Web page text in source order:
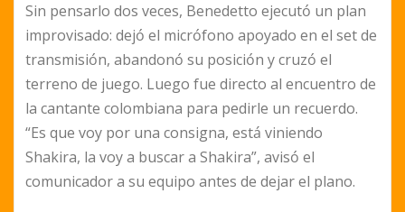
Sin pensarlo dos veces, Benedetto ejecutó un plan
improvisado: dejó el micrófono apoyado en el set de
transmisión, abandonó su posición y cruzó el
terreno de juego. Luego fue directo al encuentro de
la cantante colombiana para pedirle un recuerdo.
“Es que voy por una consigna, está viniendo
Shakira, la voy a buscar a Shakira”, avisó el
comunicador a su equipo antes de dejar el plano.